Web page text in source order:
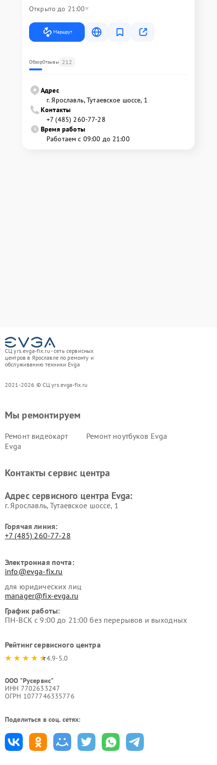
Открыто до 21:00
Маршрут
ОбзорОтзывы 212
Адрес
г. Ярославль, Тутаевское шоссе, 1
Контакты
+7 (485) 260-77-28
Время работы
Работаем с 09:00 до 21:00
СЦ yrs.evga-fix.ru - сеть сервисных
центров в Ярославле по ремонту и
обслуживанию техники Evga
2021-2026 © СЦ yrs.evga-fix.ru
Мы ремонтируем
Ремонт видеокарт
Evga
Ремонт ноутбуков Evga
Контакты сервис центра
Адрес сервисного центра Evga:
г. Ярославль, Тутаевское шоссе, 1
Горячая линия:
+7 (485) 260-77-28
Электронная почта:
info@evga-fix.ru
для юридических лиц
manager@fix-evga.ru
График работы:
ПН-ВСК с 9:00 до 21:00 без перерывов и выходных
Рейтинг сервисного центра
4.9-5.0
ООО "Русервис"
ИНН 7702633247
ОГРН 1077746335776
Поделиться в соц. сетях: